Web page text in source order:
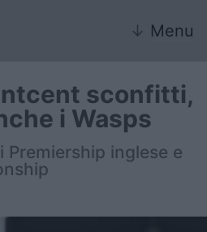
↓ Menu
sconfitti,
i Wasps
inglese e